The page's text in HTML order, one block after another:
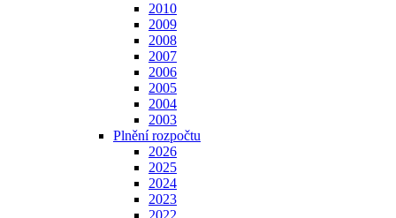
2010
2009
2008
2007
2006
2005
2004
2003
Plnění rozpočtu
2026
2025
2024
2023
2022